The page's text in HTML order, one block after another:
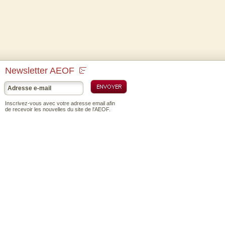
Newsletter AEOF
Inscrivez-vous avec votre adresse email afin
de recevoir les nouvelles du site de l'AEOF.